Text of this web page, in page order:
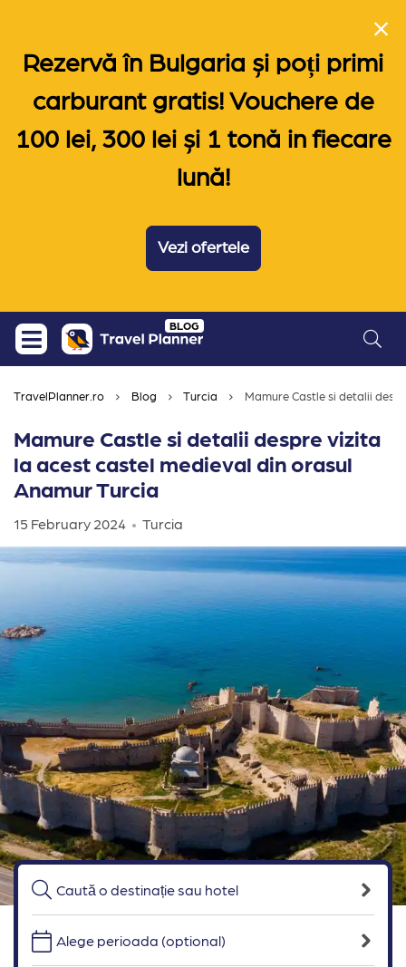
Rezervă în Bulgaria și poți primi
carburant gratis! Vouchere de
100 lei, 300 lei și 1 tonă in fiecare
lună!
Vezi ofertele
Skip
content
BLOG
TravelPlanner.ro Blog Turcia Mamure Castle si detalii
Mamure Castle si detalii despre vizita
la acest castel medieval din orasul
Anamur Turcia
15 February 2024 Turcia
Alege perioada (optional)